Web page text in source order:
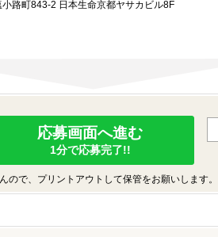
路町843-2 日本生命京都ヤサカビル8F
応募画面へ進む
1分で応募完了!!
で、プリントアウトして保管をお願いします。